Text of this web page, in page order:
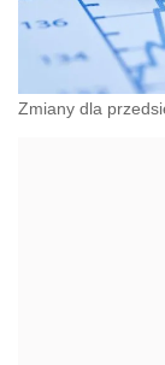
Zmiany dla